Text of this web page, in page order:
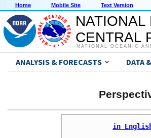
Home Mobile Site Text Version
CENTRAL
NATIONAL OCEANIC
ANALYSIS & FORECASTS DATA
in